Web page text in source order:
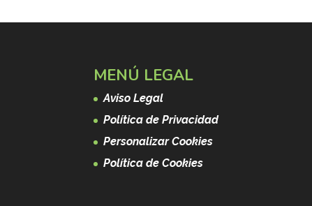
MENÚ LEGAL
Aviso Legal
Política de Privacidad
Personalizar Cookies
Política de Cookies